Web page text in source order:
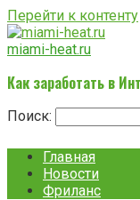
Перейти к контенту
miami-heat.ru
Как заработать в
Поиск:
Главная
Новости
Фриланс